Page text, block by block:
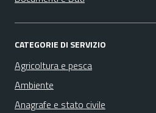
CATEGORIE DI SERVIZIO
Agricoltura e pesca
Ambiente
Anagrafe e stato civile